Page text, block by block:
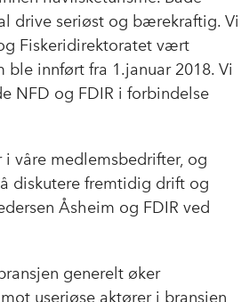
o
k
I
n
s
drive seriøst og bærekraftig. Vi
Fiskeridirektoratet vært
innført fra 1.januar 2018. Vi
NFD og FDIR i forbindelse
våre medlemsbedrifter, og
diskutere fremtidig drift og
Åsheim og FDIR ved
generelt øker
useriøse aktører i bransjen